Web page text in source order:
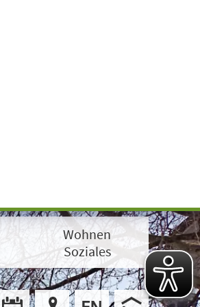
Wohnen
Soziales